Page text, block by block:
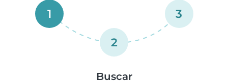
1
2
3
Buscar